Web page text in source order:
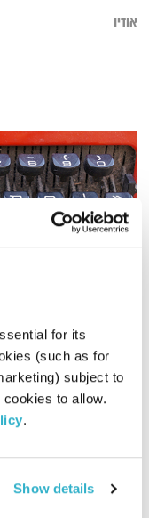
for its
(such as for
subject to
to allow.
.
Show details
אודיו
מאיר מילים
בני בא - קטעים נבחרים
18.05.21
00:17:16
אודיו